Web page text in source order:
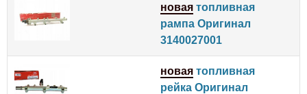
новая топливная
рампа Оригинал
3140027001
новая топливная
рейка Оригинал